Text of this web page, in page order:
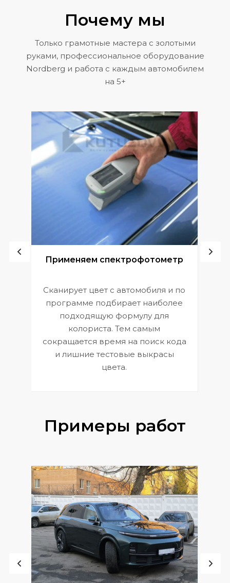
Почему мы
Только грамотные мастера с золотыми
руками, профессиональное оборудование
Nordberg и работа с каждым автомобилем
на 5+
Применяем спектрофотометр
Сканирует цвет с автомобиля и по
программе подбирает наиболее
подходящую формулу для
колориста. Тем самым
сокращается время на поиск кода
и лишние тестовые выкрасы
цвета.
Примеры работ